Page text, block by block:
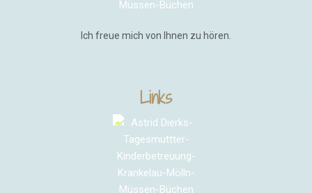
Ich freue mich von Ihnen zu hören.
Links